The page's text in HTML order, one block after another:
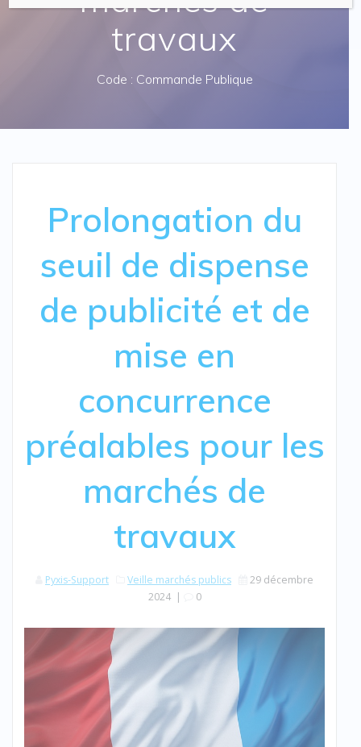
travaux
Code : Commande Publique
Prolongation du
seuil de dispense
de publicité et de
mise en
concurrence
préalables pour les
marchés de
travaux
Pyxis-Support Veille marchés publics
29 décembre
2024| 0